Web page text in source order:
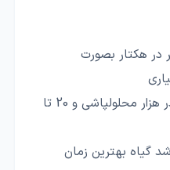
زراعی 1.5 تا 3 لیتر در هکتار بصورت
محصولات باغی 2 تا 4 لیتر در هزار محلولپاشی و 20 تا
گیاه بهترین زمان